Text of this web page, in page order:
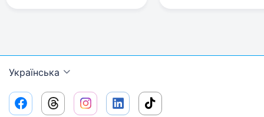
Українська